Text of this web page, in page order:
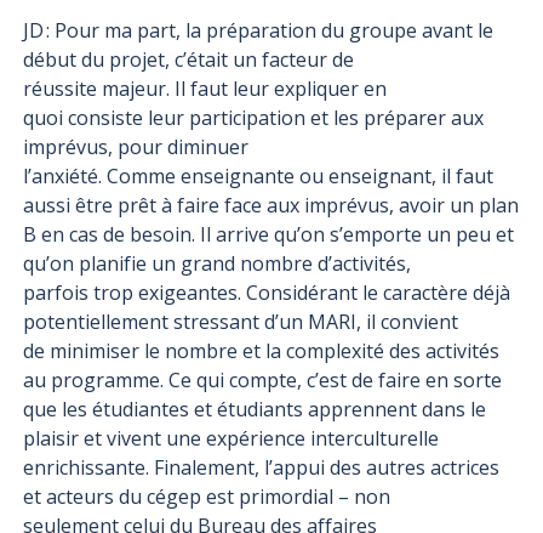
JD : Pour ma part, la préparation du groupe avant le
début du projet, c’était un facteur de
réussite majeur. Il faut leur expliquer en
quoi consiste leur participation et les préparer aux
imprévus, pour diminuer
l’anxiété. Comme enseignante ou enseignant, il faut
aussi être prêt à faire face aux imprévus, avoir un plan
B en cas de besoin. Il arrive qu’on s’emporte un peu et
qu’on planifie un grand nombre d’activités,
parfois trop exigeantes. Considérant le caractère déjà
potentiellement stressant d’un MARI, il convient
de minimiser le nombre et la complexité des activités
au programme. Ce qui compte, c’est de faire en sorte
que les étudiantes et étudiants apprennent dans le
plaisir et vivent une expérience interculturelle
enrichissante. Finalement, l’appui des autres actrices
et acteurs du cégep est primordial – non
seulement celui du Bureau des affaires